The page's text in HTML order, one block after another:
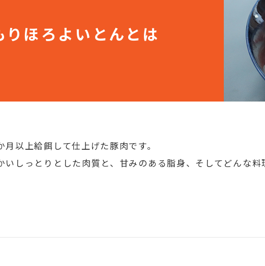
りほろよいとんとは
月以上給餌して仕上げた豚肉です。
いしっとりとした肉質と、甘みのある脂身、そしてどんな